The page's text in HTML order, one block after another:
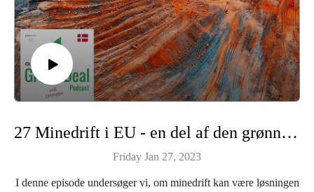
Hermine Donceel er redaktør.
Tilrettelægger: Nicolai Zwinge.
Vært: Tue Sørensen.
Medvirkende: Meterolog og klimaformidler Jesper Theilgaard.
Læs mere om Euranet Plus og The Green Deal Podcast her:
Find alle episoder her:
27 Minedrift i EU - en del af den grønne omstilling?
Friday Jan 27, 2023
I denne episode undersøger vi, om minedrift kan være løsningen